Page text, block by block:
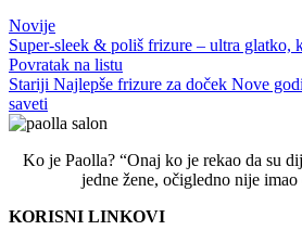
Novije
Super-sleek & poliš frizure – ultra glatko,
Povratak na listu
Stariji Najlepše frizure za doček Nove
saveti
Ko je Paolla? “Onaj ko je rekao da su
jedne žene, očigledno nije
KORISNI LINKOVI